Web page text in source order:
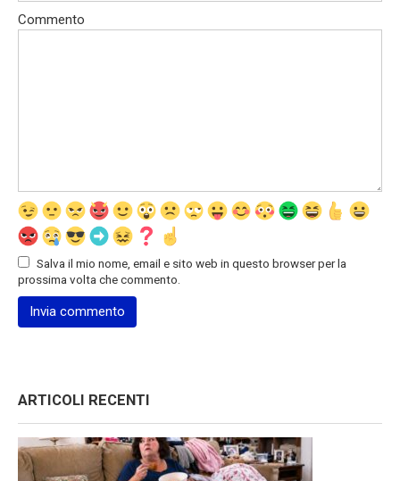
Commento
Salva il mio nome, email e sito web in questo browser per la
prossima volta che commento.
ARTICOLI RECENTI